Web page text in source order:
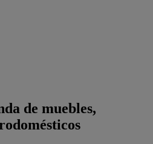
de muebles,